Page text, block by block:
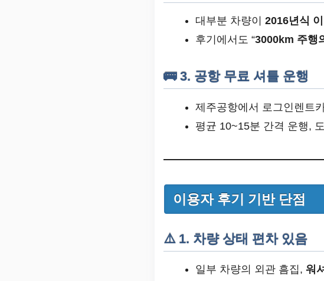
대부분 차량이 2016년식
후기에서도 “3000km 주행
🚌 3. 공항 무료 셔틀 운행
제주공항에서 로그인렌트
평균 10~15분 간격 운행,
이용자 후기 기반 단점
⚠️ 1. 차량 상태 편차 있음
일부 차량의 외관 흠집, 워